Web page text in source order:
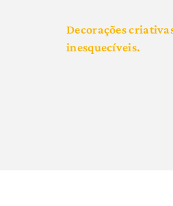
Decorações
inesquecíveis.